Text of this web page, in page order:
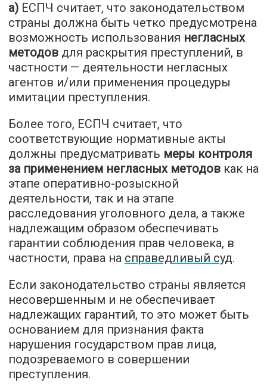
а) ЕСПЧ считает, что законодательством
страны должна быть четко предусмотрена
возможность использования негласных
методов для раскрытия преступлений, в
частности — деятельности негласных
агентов и/или применения процедуры
имитации преступления.
Более того, ЕСПЧ считает, что
соответствующие нормативные акты
должны предусматривать меры контроля
за применением негласных методов как на
этапе оперативно-розыскной
деятельности, так и на этапе
расследования уголовного дела, а также
надлежащим образом обеспечивать
гарантии соблюдения прав человека, в
частности, права на справедливый суд.
Если законодательство страны является
несовершенным и не обеспечивает
надлежащих гарантий, то это может быть
основанием для признания факта
нарушения государством прав лица,
подозреваемого в совершении
преступления.